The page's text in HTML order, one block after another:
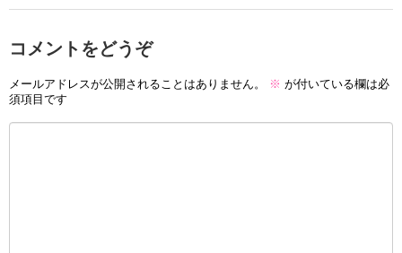
コメントをどうぞ
メールアドレスが公開されることはありません。 ※ が付いている欄は必
須項目です